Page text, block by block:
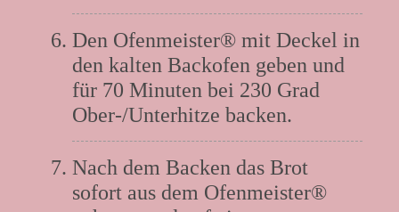
Den Ofenmeister® mit Deckel in
den kalten Backofen geben und
für 70 Minuten bei 230 Grad
Ober-/Unterhitze backen.
Nach dem Backen das Brot
sofort aus dem Ofenmeister®